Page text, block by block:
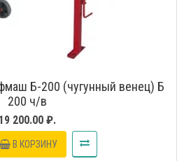
Б-200 (чугунный венец) Б
200 ч/в
19 200.00 ₽.
В КОРЗИНУ